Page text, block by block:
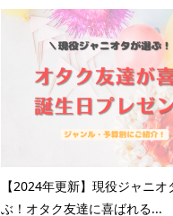
【2024年更新】現役ジャニオ
ぶ！オタク友達に喜ばれる...